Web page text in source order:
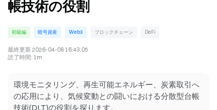
帳技術の役割
初級編 暗号資産 Web3 ブロックチェーン DeFi
最終更新2026-04-08 16:43:05
読了時間: 1m
環境モニタリング、再生可能エネルギー、炭素取引へ
の応用により、気候変動との闘いにおける分散型台帳
技術(DLT)の役割を探ります。